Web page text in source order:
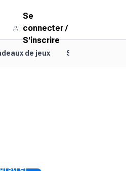
Se
connecter/
S'inscrire
de jeux Style de vie et